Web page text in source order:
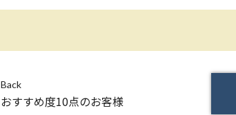
Back
おすすめ度10点のお客様